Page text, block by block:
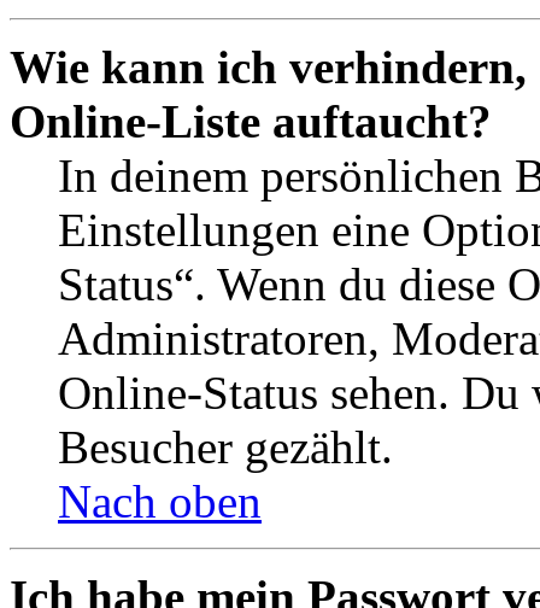
Wie kann ich verhindern,
Online-Liste auftaucht?
In deinem persönlichen
Einstellungen eine
Status“. Wenn du diese
Administratoren,
Online-Status sehen.
Besucher gezählt.
Nach oben
Ich habe mein Passwort